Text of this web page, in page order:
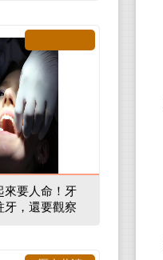
來要人命！牙
牙，還要觀察